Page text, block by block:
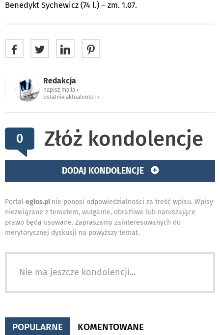
Benedykt Sychewicz (74 l.) – zm. 1.07.
Redakcja
napisz maila ‹
ostatnie aktualności ‹
0 Złóż kondolencje
DODAJ KONDOLENCJE
Portal eglos.pl nie ponosi odpowiedzialności za treść wpisu. Wpisy
niezwiązane z tematem, wulgarne, obraźliwe lub naruszające
prawo będą usuwane. Zapraszamy zainteresowanych do
merytorycznej dyskusji na powyższy temat.
Nie ma jeszcze kondolencji...
POPULARNE KOMENTOWANE